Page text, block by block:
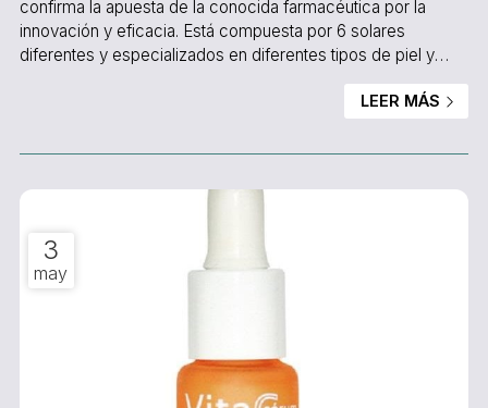
confirma la apuesta de la conocida farmacéutica por la
innovación y eficacia. Está compuesta por 6 solares
diferentes y especializados en diferentes tipos de piel y
avanzada y completa al proteger contra los efectos nocivos
la radiación infrarroja (IR) y la luz visible (HEV). Sus fórmulas
LEER MÁS
3
may